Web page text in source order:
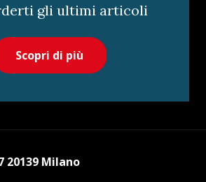
gli ultimi articoli
Scopri di più
20139 Milano